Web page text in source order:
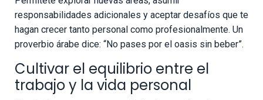
responsabilidades adicionales y aceptar desafíos que te
hagan crecer tanto personal como profesionalmente. Un
proverbio árabe dice: “No pases por el oasis sin beber”.
Cultivar el equilibrio entre el
trabajo y la vida personal